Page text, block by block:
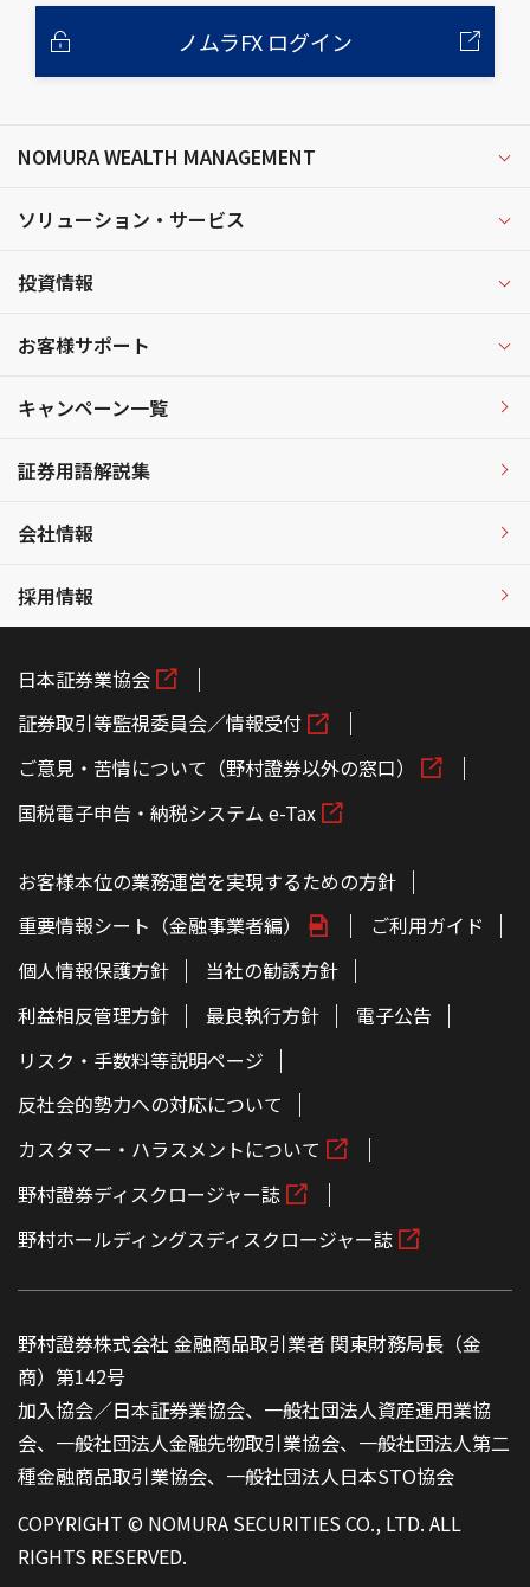
ノムラFX ログイン
NOMURA WEALTH MANAGEMENT
ソリューション・サービス
投資情報
お客様サポート
キャンペーン一覧
証券用語解説集
会社情報
採用情報
日本証券業協会
証券取引等監視委員会／情報受付
ご意見・苦情について（野村證券以外の窓口）
国税電子申告・納税システム e-Tax
お客様本位の業務運営を実現するための方針
重要情報シート（金融事業者編）
ご利用ガイド
個人情報保護方針
当社の勧誘方針
利益相反管理方針
最良執行方針
電子公告
リスク・手数料等説明ページ
反社会的勢力への対応について
カスタマー・ハラスメントについて
野村證券ディスクロージャー誌
野村ホールディングスディスクロージャー誌
野村證券株式会社 金融商品取引業者 関東財務局長（金
商）第142号
加入協会／日本証券業協会、一般社団法人資産運用業協
会、一般社団法人金融先物取引業協会、一般社団法人第二
種金融商品取引業協会、一般社団法人日本STO協会
COPYRIGHT © NOMURA SECURITIES CO., LTD. ALL
RIGHTS RESERVED.